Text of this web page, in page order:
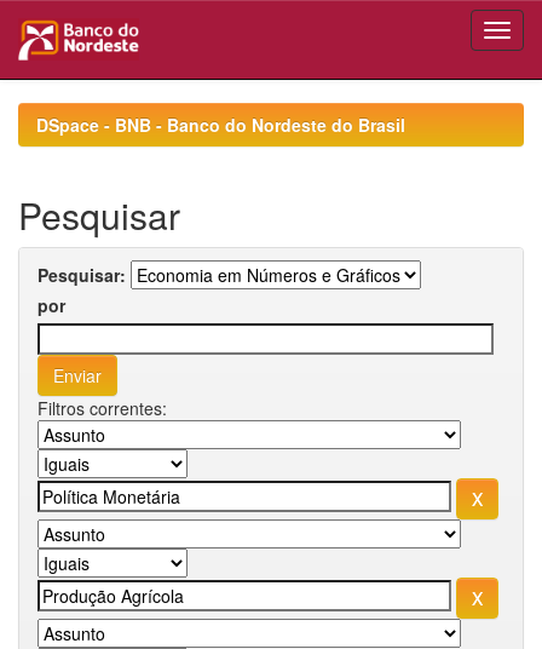
navigationDSpace - BNB - Banco do Nordeste do Brasil
Pesquisar
Pesquisar:
por
Filtros correntes: